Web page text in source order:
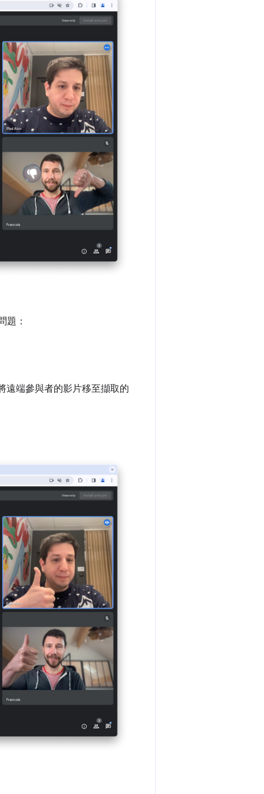
題：
遠端參與者的影片移至擷取的